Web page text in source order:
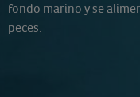
fondo marino y se
peces.